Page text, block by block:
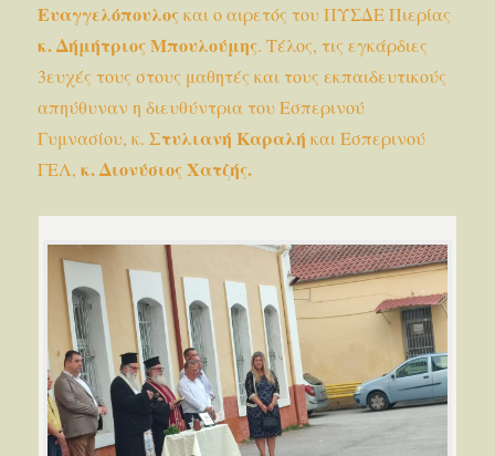
Ευαγγελόπουλοςκαι ο αιρετός του ΠΥΣΔΕ Πιερίας
κ.Δήμήτριος Μπουλούμης. Τέλος, τις εγκάρδιες
3ευχές τους στους μαθητές και τους εκπαιδευτικούς
απηύθυναν η διευθύντρια του Εσπερινού
Γυμνασίου, κ.Στυλιανή Καραλήκαι Εσπερινού
ΓΕΛ,κ. Διονύσιος Χατζής.